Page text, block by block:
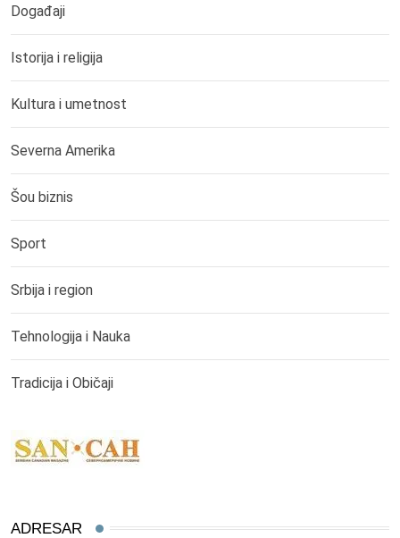
Događaji
Istorija i religija
Kultura i umetnost
Severna Amerika
Šou biznis
Sport
Srbija i region
Tehnologija i Nauka
Tradicija i Običaji
ADRESAR